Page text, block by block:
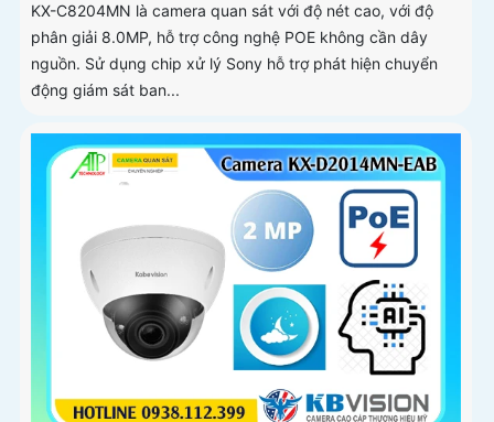
KX-C8204MN là camera quan sát với độ nét cao, với độ
phân giải 8.0MP, hỗ trợ công nghệ POE không cần dây
nguồn. Sử dụng chip xử lý Sony hỗ trợ phát hiện chuyển
động giám sát ban...